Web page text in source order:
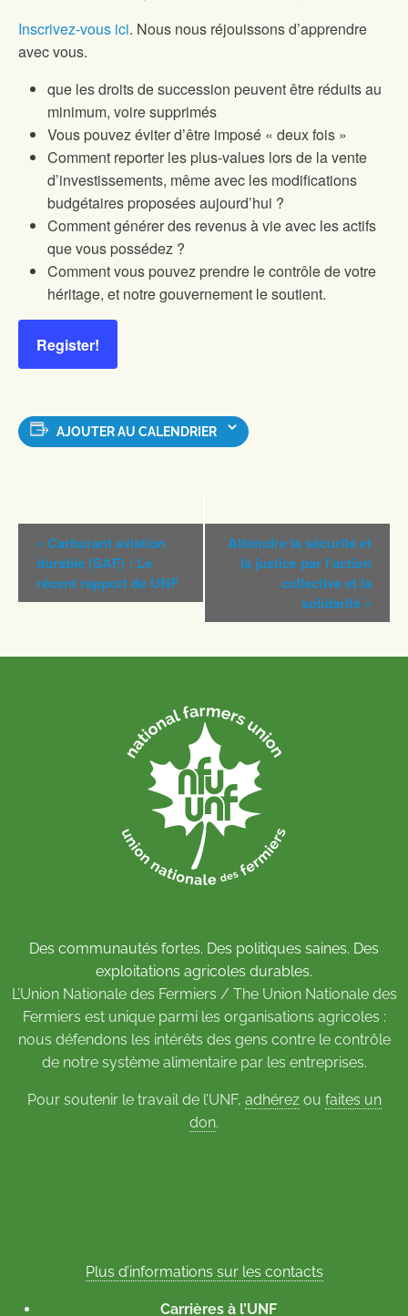
Inscrivez-vous ici. Nous nous réjouissons d’apprendre
avec vous.
que les droits de succession peuvent être réduits au
minimum, voire supprimés
Vous pouvez éviter d’être imposé « deux fois »
Comment reporter les plus-values lors de la vente
d’investissements, même avec les modifications
budgétaires proposées aujourd’hui ?
Comment générer des revenus à vie avec les actifs
que vous possédez ?
Comment vous pouvez prendre le contrôle de votre
héritage, et notre gouvernement le soutient.
Register!
AJOUTER AU CALENDRIER
Navigation
Évènement
« Carburant aviation
durable (SAF) : Le
récent rapport de UNF
Atteindre la sécurité et
la justice par l’action
collective et la
solidarité »
Des communautés fortes. Des politiques saines. Des
exploitations agricoles durables.
L’Union Nationale des Fermiers / The Union Nationale des
Fermiers est unique parmi les organisations agricoles :
nous défendons les intérêts des gens contre le contrôle
de notre système alimentaire par les entreprises.
Pour soutenir le travail de l’UNF, adhérezou faites un
don.
Plus d’informations sur les contacts
Carrières à l’UNF